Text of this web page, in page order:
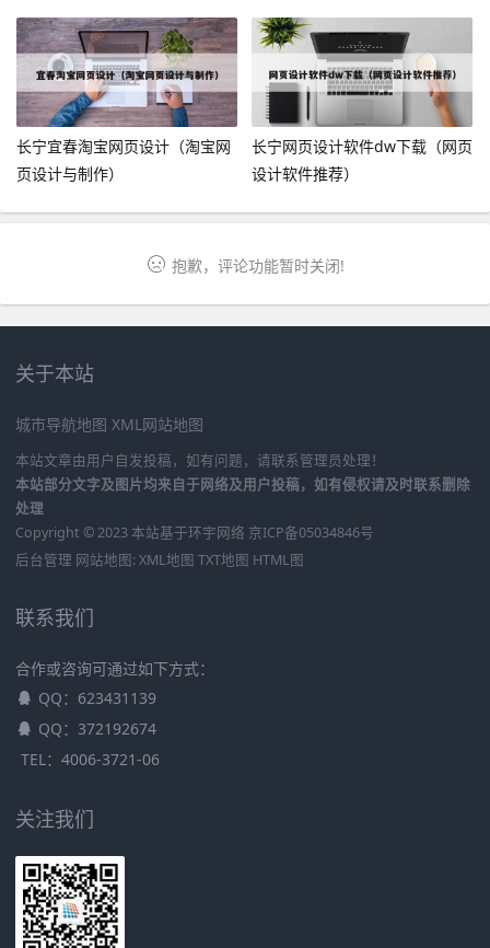
长宁宜春淘宝网页设计（淘宝网
页设计与制作）
长宁网页设计软件dw下载（网页
设计软件推荐）
抱歉，评论功能暂时关闭!
关于本站
城市导航地图 XML网站地图
本站文章由用户自发投稿，如有问题，请联系管理员处理！
本站部分文字及图片均来自于网络及用户投稿，如有侵权请及时联系删除
处理
Copyright © 2023 本站基于环宇网络 京ICP备05034846号
后台管理 网站地图: XML地图 TXT地图 HTML图
联系我们
合作或咨询可通过如下方式：
QQ：623431139
QQ：372192674
TEL：4006-3721-06
关注我们